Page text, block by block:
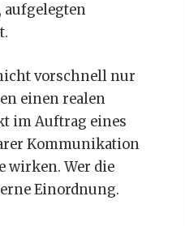
aufgelegten
vorschnell nur
einen realen
im Auftrag eines
Kommunikation
wirken. Wer die
Einordnung.